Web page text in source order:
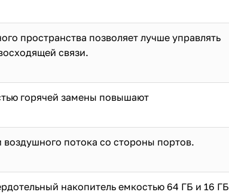
пространства позволяет лучше управлять
связи.
горячей замены повышают
потока со стороны портов.
накопитель емкостью 64 ГБ и 16 ГБ